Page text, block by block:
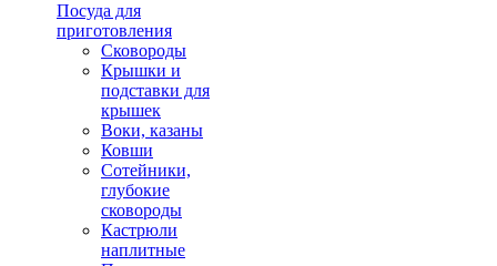
Посуда для
приготовления
Сковороды
Крышки и
подставки для
крышек
Воки, казаны
Ковши
Сотейники,
глубокие
сковороды
Кастрюли
наплитные